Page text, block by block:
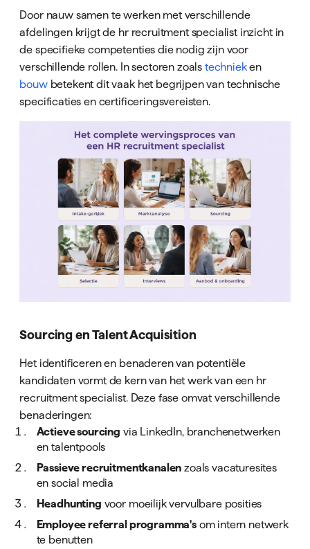
Door nauw samen te werken met verschillende
afdelingen krijgt de hr recruitment specialist inzicht in
de specifieke competenties die nodig zijn voor
verschillende rollen. In sectoren zoals technieken
bouwbetekent dit vaak het begrijpen van technische
specificaties en certificeringsvereisten.
Sourcing en Talent Acquisition
Het identificeren en benaderen van potentiële
kandidaten vormt de kern van het werk van een hr
recruitment specialist. Deze fase omvat verschillende
benaderingen:
Actieve sourcing via LinkedIn, branchenetwerken
en talentpools
Passieve recruitmentkanalen zoals vacaturesites
en social media
Headhunting voor moeilijk vervulbare posities
Employee referral programma'som intern netwerk
te benutten